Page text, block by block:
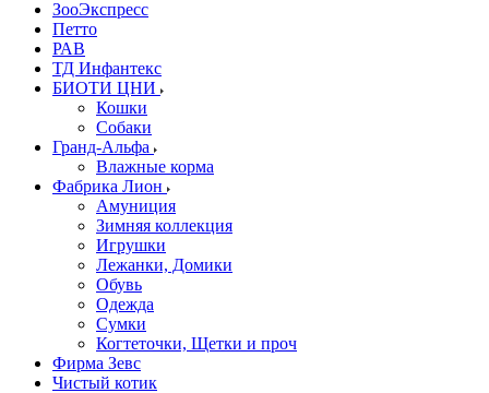
ЗооЭкспресс
Петто
РАВ
ТД Инфантекс
БИОТИ ЦНИ
Кошки
Собаки
Гранд-Альфа
Влажные корма
Фабрика Лион
Амуниция
Зимняя коллекция
Игрушки
Лежанки, Домики
Обувь
Одежда
Сумки
Когтеточки, Щетки и проч
Фирма Зевс
Чистый котик